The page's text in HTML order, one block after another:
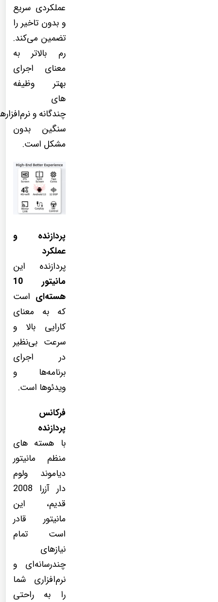
عملکردی سریع
و بدون تاخیر را
تضمین می‌کند.
رم بالاتر به
معنای اجرای
بهتر وظیفه
های
چندگانه و
سنگین بدون
مشکل است.
پردازنده و
عملکرد
پردازنده این
مانیتور 10
هسته‌ای است
که به معنای
کارایی بالا و
سرعت بی‌نظیر
در اجرای
برنامه‌ها و
ویدئوها است.
فرکانس
پردازنده
با هسته های
منظم مانیتور
دیاموند ولوم
دار آزرا 2008
قدیم، این
مانیتور قادر
است تمام
نیازهای
چندرسانه‌ای و
نرم‌افزاری شما
را به راحتی